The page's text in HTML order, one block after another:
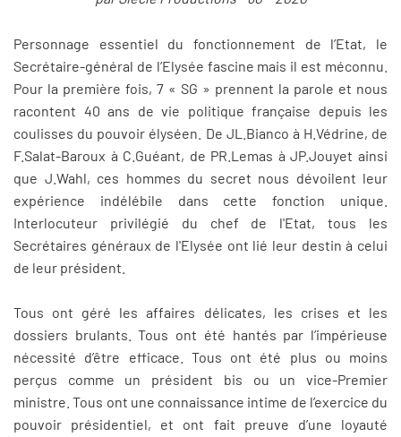
Personnage essentiel du fonctionnement de l’Etat, le
Secrétaire-général de l’Elysée fascine mais il est méconnu.
Pour la première fois, 7 « SG » prennent la parole et nous
racontent 40 ans de vie politique française depuis les
coulisses du pouvoir élyséen. De JL.Bianco à H.Védrine, de
F.Salat-Baroux à C.Guéant, de PR.Lemas à JP.Jouyet ainsi
que J.Wahl, ces hommes du secret nous dévoilent leur
expérience indélébile dans cette fonction unique.
Interlocuteur privilégié du chef de l'Etat, tous les
Secrétaires généraux de l'Elysée ont lié leur destin à celui
de leur président.
Tous ont géré les affaires délicates, les crises et les
dossiers brulants. Tous ont été hantés par l’impérieuse
nécessité d’être efficace. Tous ont été plus ou moins
perçus comme un président bis ou un vice-Premier
ministre. Tous ont une connaissance intime de l’exercice du
pouvoir présidentiel, et ont fait preuve d’une loyauté